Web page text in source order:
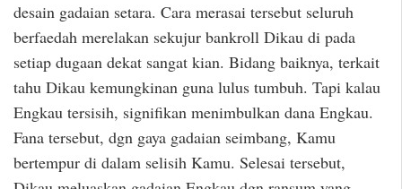
desain gadaian setara. Cara merasai tersebut seluruh
berfaedah merelakan sekujur bankroll Dikau di pada
setiap dugaan dekat sangat kian. Bidang baiknya, terkait
tahu Dikau kemungkinan guna lulus tumbuh. Tapi kalau
Engkau tersisih, signifikan menimbulkan dana Engkau.
Fana tersebut, dgn gaya gadaian seimbang, Kamu
bertempur di dalam selisih Kamu. Selesai tersebut,